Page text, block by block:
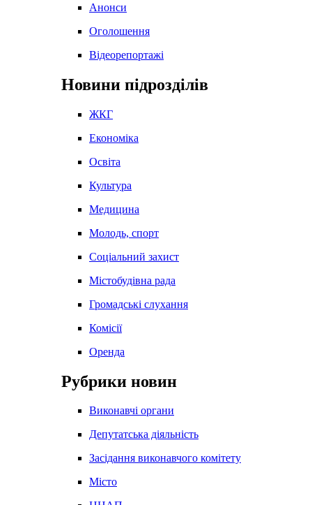
Анонси
Оголошення
Відеорепортажі
Новини підрозділів
ЖКГ
Економіка
Освіта
Культура
Медицина
Молодь, спорт
Соціальний захист
Містобудівна рада
Громадські слухання
Комісії
Оренда
Рубрики новин
Виконавчі органи
Депутатська діяльність
Засідання виконавчого комітету
Місто